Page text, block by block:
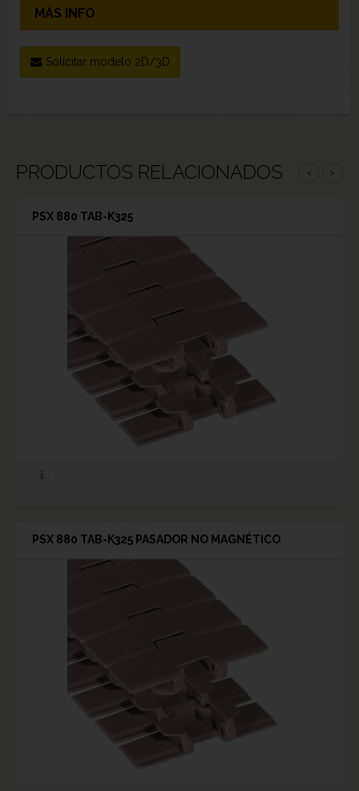
MÁS INFO
Solicitar modelo 2D/3D
PRODUCTOS RELACIONADOS ‹ ›
PSX 880 TAB-K325
PSX 880 TAB-K325 PASADOR NO MAGNÉTICO